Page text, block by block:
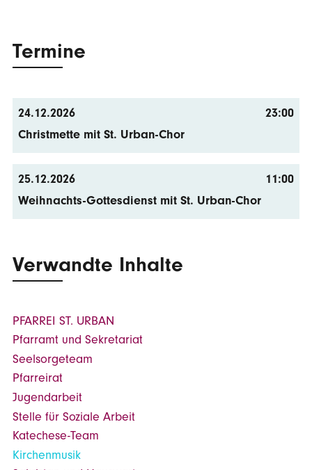
Termine
24.12.2026
23:00
Christmette mit St. Urban-Chor
25.12.2026
11:00
Weihnachts-Gottesdienst mit St. Urban-Chor
Verwandte Inhalte
PFARREI ST. URBAN
Pfarramt und Sekretariat
Seelsorgeteam
Pfarreirat
Jugendarbeit
Stelle für Soziale Arbeit
Katechese-Team
Kirchenmusik